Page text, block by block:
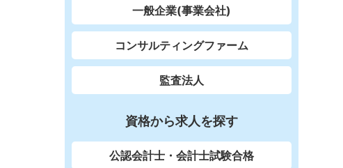
一般企業(事業会社)
コンサルティングファーム
監査法人
資格から求人を探す
公認会計士・会計士試験合格